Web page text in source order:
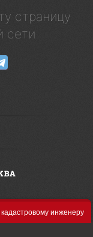
страницу
сети
и кадастр»
инженеру